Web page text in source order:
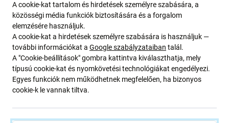
A cookie-kat tartalom és hirdetések személyre szabására, a
közösségi média funkciók biztosítására és a forgalom
elemzésére használjuk.
A cookie-kat a hirdetések személyre szabására is használjuk —
további információkat a Google szabályzataiban talál.
A "Cookie-beállítások" gombra kattintva kiválaszthatja, mely
típusú cookie-kat és nyomkövetési technológiákat engedélyezi.
Egyes funkciók nem működhetnek megfelelően, ha bizonyos
cookie-k le vannak tiltva.